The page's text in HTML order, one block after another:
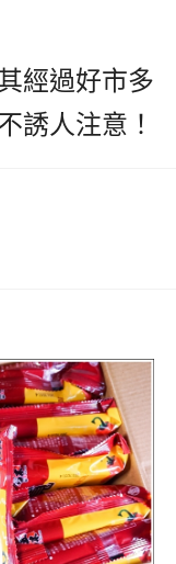
經過好市多
誘人注意！